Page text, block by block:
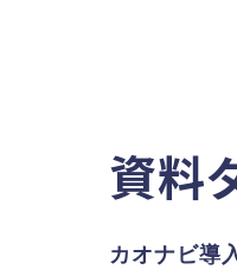
資料
カオナビ導